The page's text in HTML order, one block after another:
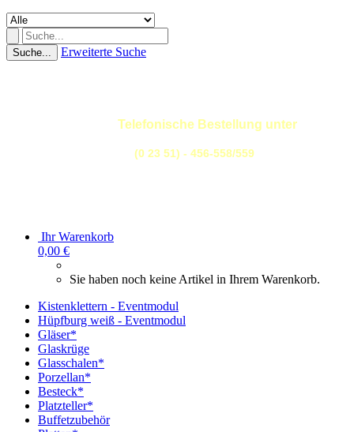
Suche... Erweiterte Suche
Telefonische Bestellung unter
(0 23 51) - 456-558/559
Ihr Warenkorb
0,00 €
Sie haben noch keine Artikel in Ihrem Warenkorb.
Kistenklettern - Eventmodul
Hüpfburg weiß - Eventmodul
Gläser*
Glaskrüge
Glasschalen*
Porzellan*
Besteck*
Platzteller*
Buffetzubehör